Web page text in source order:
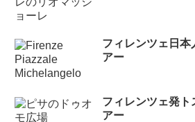
フィレンツェ日本
アー
フィレンツェ発ト
アー